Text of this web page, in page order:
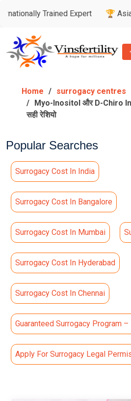
Expert 🏆 Asia's
Home
surrogacy centres
Myo-Inositol और D-Chiro
सही रेशियो
Popular Searches
Surrogacy Cost In India
Surrogacy Cost In Bangalore
Surrogacy Cost In Mumbai
Surrogacy Cost In Hyderabad
Surrogacy Cost In Chennai
Guaranteed Surrogacy Program
Apply For Surrogacy Legal